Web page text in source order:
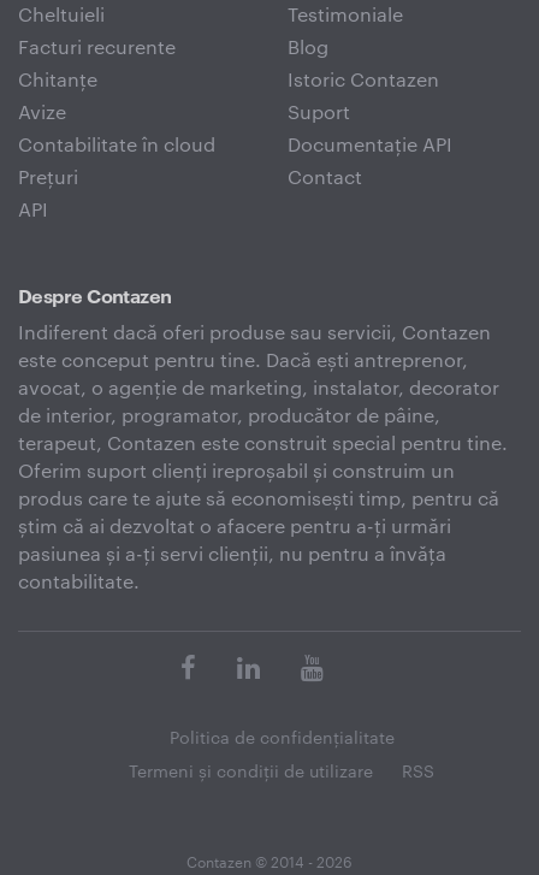
Cheltuieli
Facturi recurente
Chitanțe
Avize
Contabilitate în cloud
Prețuri
API
Testimoniale
Blog
Istoric Contazen
Suport
Documentație API
Contact
Despre Contazen
Indiferent dacă oferi produse sau servicii, Contazen
este conceput pentru tine. Dacă ești antreprenor,
avocat, o agenție de marketing, instalator, decorator
de interior, programator, producător de pâine,
terapeut, Contazen este construit special pentru tine.
Oferim suport clienți ireproșabil și construim un
produs care te ajute să economisești timp, pentru că
știm că ai dezvoltat o afacere pentru a-ți urmări
pasiunea și a-ți servi clienții, nu pentru a învăța
contabilitate.
Politica de confidenţialitate
Termeni și condiţii de utilizare
RSS
Contazen © 2014 - 2026